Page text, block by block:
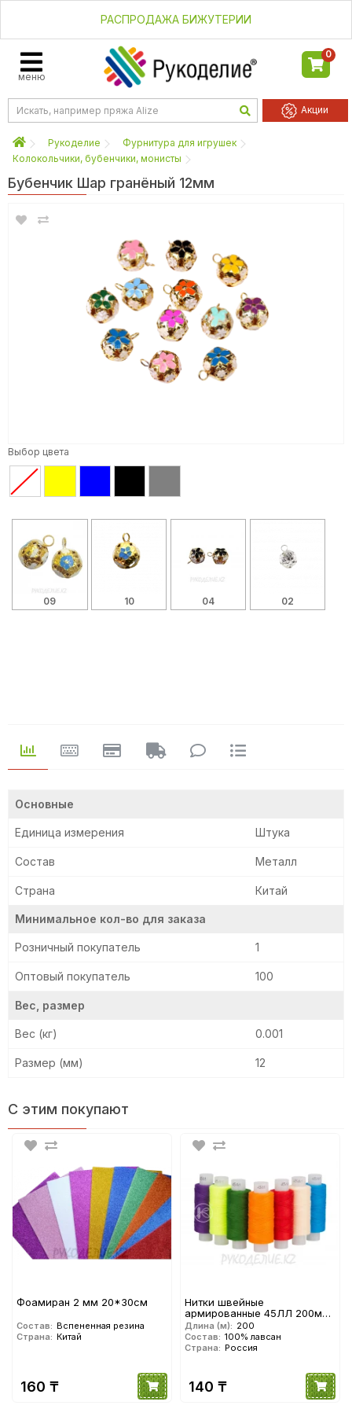
РАСПРОДАЖА БИЖУТЕРИИ
меню
0
Акции
Рукоделие
Фурнитура для игрушек
Колокольчики, бубенчики, монисты
Бубенчик Шар гранёный 12мм
Основные
Единица измерения Штука
Состав Металл
Страна Китай
Минимальное кол-во для заказа
Розничный покупатель 1
Оптовый покупатель 100
Вес, размер
Вес (кг) 0.001
Размер (мм) 12
Выбор цвета
09 10 04 02
С этим покупают
Фоамиран 2 мм 20*30см
Состав: Вспененная резина
Страна: Китай
160 ₸
Нитки швейные
армированные 45ЛЛ 200м
ПНК им. Кирова
Длина (м): 200
Состав: 100% лавсан
Страна: Россия
140 ₸